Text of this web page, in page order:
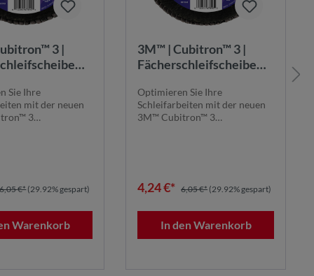
3 |
| 7100379365
Sie Ihre
mit der neuen
3
6,05 €*(29.92% gespart)
Warenkorb
3M™ | Cubitron™ 3 |
Fächerschleifscheibe
mm, T27 | 7100379600
Optimieren Sie Ihre
Schleifarbeiten mit der neuen
3M™ Cubitron™ 3
4,24 €* 6,05 €* (29.92% gespart)
In den Warenkorb